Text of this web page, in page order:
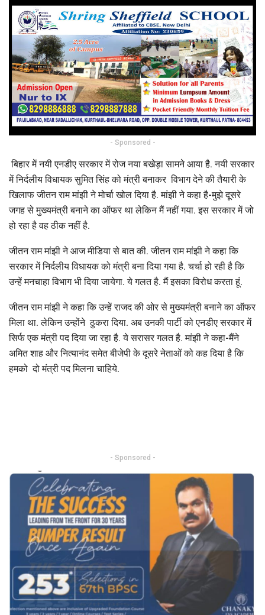
- Sponsored -
बिहार में नयी एनडीए सरकार में रोज नया बखेड़ा सामने आया है. नयी सरकार
में निर्दलीय विधायक सुमित सिंह को मंत्री बनाकर विभाग देने की तैयारी के
खिलाफ जीतन राम मांझी ने मोर्चा खोल दिया है. मांझी ने कहा है-मुझे दूसरे
जगह से मुख्यमंत्री बनाने का ऑफर था लेकिन मैं नहीं गया. इस सरकार में जो
हो रहा है वह ठीक नहीं है.
जीतन राम मांझी ने आज मीडिया से बात की. जीतन राम मांझी ने कहा कि
सरकार में निर्दलीय विधायक को मंत्री बना दिया गया है. चर्चा हो रही है कि
उन्हें मनचाहा विभाग भी दिया जायेगा. ये गलत है. मैं इसका विरोध करता हूं.
जीतन राम मांझी ने कहा कि उन्हें राजद की ओर से मुख्यमंत्री बनाने का ऑफर
मिला था. लेकिन उन्होंने ठुकरा दिया. अब उनकी पार्टी को एनडीए सरकार में
सिर्फ एक मंत्री पद दिया जा रहा है. ये सरासर गलत है. मांझी ने कहा-मैंने
अमित शाह और नित्यानंद समेत बीजेपी के दूसरे नेताओं को कह दिया है कि
हमको दो मंत्री पद मिलना चाहिये.
- Sponsored -